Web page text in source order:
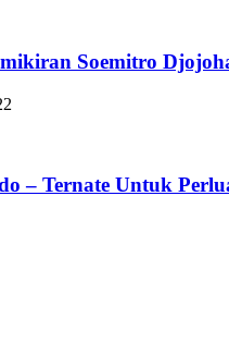
Soemitro
– Ternate Untuk